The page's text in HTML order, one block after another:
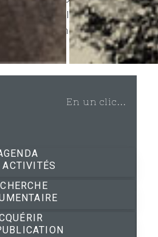
en lien avec le
y adhérer.
En un clic...
ACTIVITÉS